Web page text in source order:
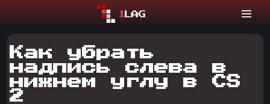
Как убрать
надпись слева в
нижнем углу в CS
2